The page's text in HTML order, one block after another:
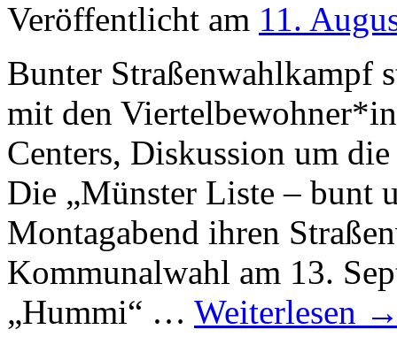
Veröffentlicht am 11.
Bunter Straßenwahlkampf
mit den
Centers, Diskussion um
Die „Münster Liste – bunt
Montagabend ihren
Kommunalwahl am 13.
„Hummi“ … Weiterlesen